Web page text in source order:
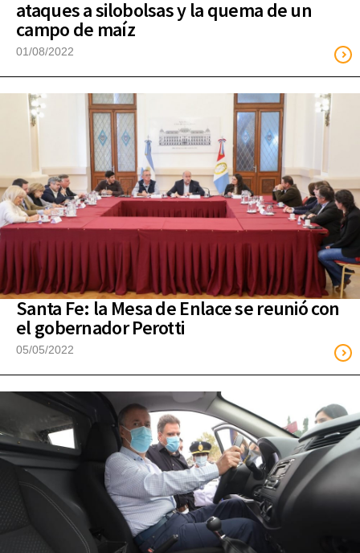
ataques a silobolsas y la quema de un
campo de maíz
01/08/2022
Santa Fe: la Mesa de Enlace se reunió con
el gobernador Perotti
05/05/2022